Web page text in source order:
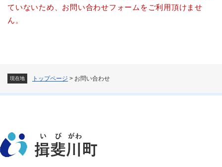
現在地 トップページ > お問い合わせ
ていないため、お問い合わせフォームをご利用頂けませ
ん。